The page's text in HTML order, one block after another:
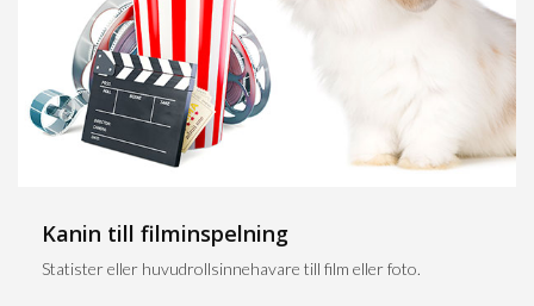
Kanin till filminspelning
Statister eller huvudrollsinnehavare till film eller foto.